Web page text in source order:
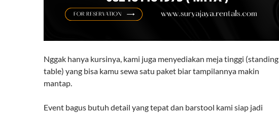
Nggak hanya kursinya, kami juga menyediakan meja tinggi (standing
table) yang bisa kamu sewa satu paket biar tampilannya makin
mantap.
Event bagus butuh detail yang tepat dan barstool kami siap jadi